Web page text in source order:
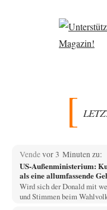
Vendevor 3 Minuten zu:
US-Außenministerium:
als eine allumfassende
Subversionsoperation
Wird sich der Donald mit
und Stimmen beim